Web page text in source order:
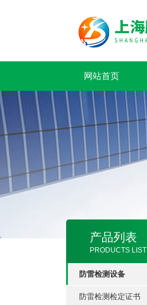
网站首页
产品列表
PRODUCTS LIST
防雷检测设备
防雷检测检定证书